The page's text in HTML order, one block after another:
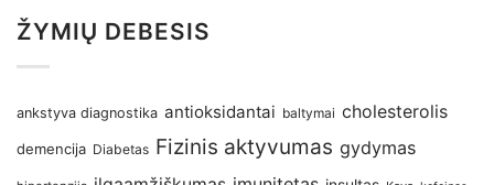
ŽYMIŲ DEBESIS
ankstyva diagnostika antioksidantai baltymai cholesterolis
demencija Diabetas Fizinis aktyvumas gydymas